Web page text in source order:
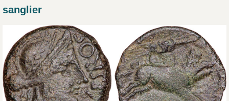
sanglier